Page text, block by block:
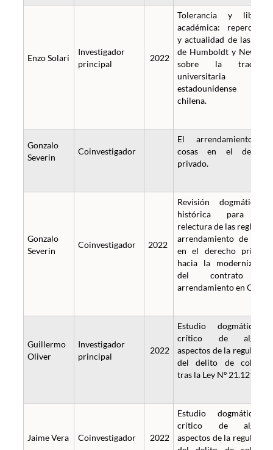
Enzo Solari
Investigador
principal
2022
Tolerancia y libertad
académica: repercusión
y actualidad de las ideas
de Humboldt y Newman
sobre la tradición
universitaria
estadounidense y
chilena.
Gonzalo
Severin
Coinvestigador
El arrendamiento de
cosas en el derecho
privado.
Gonzalo
Severin
Coinvestigador 2022
Revisión dogmática e
histórica para una
relectura de las reglas del
arrendamiento de cosas
en el derecho privado:
hacia la modernización
del contrato de
arrendamiento en Chile.
Guillermo
Oliver
Investigador
principal
2022
Estudio dogmático y
crítico de algunos
aspectos de la regulación
del delito de cohecho
tras la Ley Nº 21.121.
Jaime Vera Coinvestigador 2022
Estudio dogmático y
crítico de algunos
aspectos de la regulación